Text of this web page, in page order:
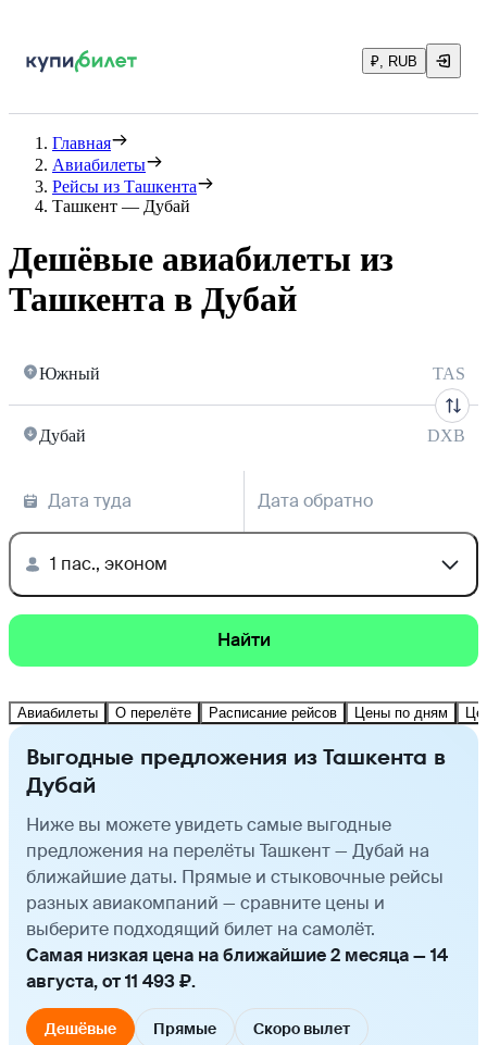
₽, RUB
Главная
Авиабилеты
Рейсы из Ташкента
Ташкент — Дубай
Дешёвые авиабилеты из
Ташкента в Дубай
Южный TAS
Дубай DXB
Дата туда Дата обратно
1 пас., эконом
Найти
Авиабилеты О перелёте Расписание рейсов Цены по дням
Выгодные предложения из Ташкента в
Дубай
Ниже вы можете увидеть самые выгодные
предложения на перелёты Ташкент — Дубай на
ближайшие даты. Прямые и стыковочные рейсы
разных авиакомпаний — сравните цены и
выберите подходящий билет на самолёт.
Самая низкая цена на ближайшие 2 месяца — 14
августа, от 11 493 ₽.
Дешёвые Прямые Скоро вылет